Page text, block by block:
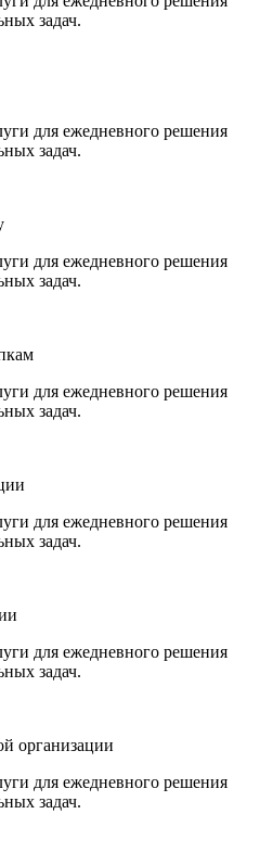
задач.
для ежедневного решения
задач.
для ежедневного решения
задач.
для ежедневного решения
задач.
для ежедневного решения
задач.
для ежедневного решения
задач.
организации
для ежедневного решения
задач.